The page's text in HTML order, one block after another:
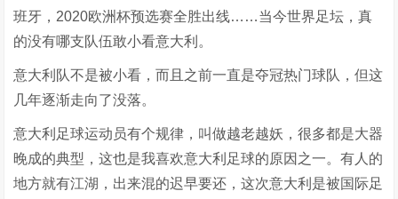
班牙，2020欧洲杯预选赛全胜出线……当今世界足坛，真
的没有哪支队伍敢小看意大利。
意大利队不是被小看，而且之前一直是夺冠热门球队，但这
几年逐渐走向了没落。
意大利足球运动员有个规律，叫做越老越妖，很多都是大器
晚成的典型，这也是我喜欢意大利足球的原因之一。有人的
地方就有江湖，出来混的迟早要还，这次意大利是被国际足